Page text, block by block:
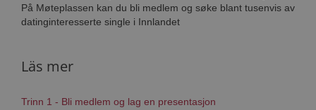
På Møteplassen kan du bli medlem og søke blant tusenvis av
datinginteresserte single i Innlandet
Läs mer
Trinn 1 - Bli medlem og lag en presentasjon